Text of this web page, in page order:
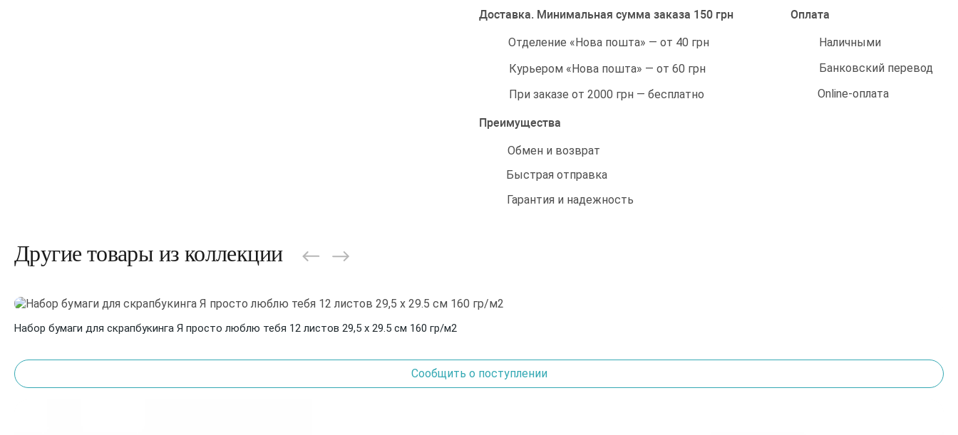
Доставка. Минимальная сумма заказа 150 грн
Отделение «Нова пошта» — от 40 грн
Курьером «Нова пошта» — от 60 грн
При заказе от 2000 грн — бесплатно
Оплата
Наличными
Банковский перевод
Online-оплата
Преимущества
Обмен и возврат
Быстрая отправка
Гарантия и надежность
Другие товары из коллекции
Набор бумаги для скрапбукинга Я просто люблю тебя 12 листов 29,5 х 29.5 см 160 гр/м2
Сообщить о поступлении